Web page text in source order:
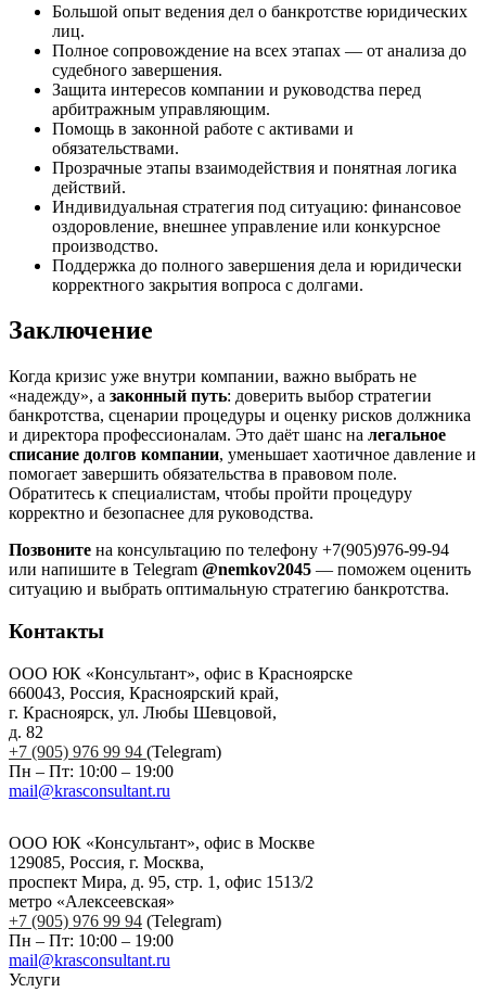
Большой опыт ведения дел о банкротстве юридических
лиц.
Полное сопровождение на всех этапах — от анализа до
судебного завершения.
Защита интересов компании и руководства перед
арбитражным управляющим.
Помощь в законной работе с активами и
обязательствами.
Прозрачные этапы взаимодействия и понятная логика
действий.
Индивидуальная стратегия под ситуацию: финансовое
оздоровление, внешнее управление или конкурсное
производство.
Поддержка до полного завершения дела и юридически
корректного закрытия вопроса с долгами.
Заключение
Когда кризис уже внутри компании, важно выбрать не
«надежду», а законный путь: доверить выбор стратегии
банкротства, сценарии процедуры и оценку рисков должника
и директора профессионалам. Это даёт шанс на легальное
списание долгов компании, уменьшает хаотичное давление и
помогает завершить обязательства в правовом поле.
Обратитесь к специалистам, чтобы пройти процедуру
корректно и безопаснее для руководства.
Позвоните на консультацию по телефону +7(905)976-99-94
или напишите в Telegram @nemkov2045 — поможем оценить
ситуацию и выбрать оптимальную стратегию банкротства.
Контакты
ООО ЮК «Консультант», офис в Красноярске
660043, Россия, Красноярский край,
г. Красноярск, ул. Любы Шевцовой,
д. 82
+7 (905) 976 99 94 (Telegram)
Пн – Пт: 10:00 – 19:00
mail@krasconsultant.ru
ООО ЮК «Консультант», офис в Москве
129085, Россия, г. Москва,
проспект Мира, д. 95, стр. 1, офис 1513/2
метро «Алексеевская»
+7 (905) 976 99 94 (Telegram)
Пн – Пт: 10:00 – 19:00
mail@krasconsultant.ru
Услуги